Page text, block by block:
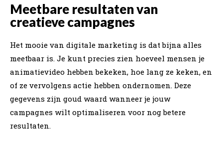
Meetbare resultaten van
creatieve campagnes
Het mooie van digitale marketing is dat bijna alles
meetbaar is. Je kunt precies zien hoeveel mensen je
animatievideo hebben bekeken, hoe lang ze keken, en
of ze vervolgens actie hebben ondernomen. Deze
gegevens zijn goud waard wanneer je jouw
campagnes wilt optimaliseren voor nog betere
resultaten.